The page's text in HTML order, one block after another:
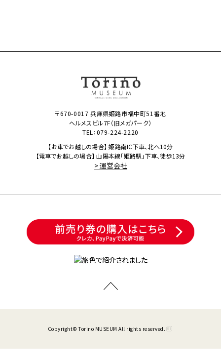
〒670-0017 兵庫県姫路市福中町51番地
ヘルメスビル7F（旧メガパーク）
TEL：079-224-2220
【お車でお越しの場合】 姫路南IC下車、北へ10分
【電車でお越しの場合】 山陽本線「姫路駅」下車、徒歩13分
> 運営会社
Copyright© Torino MUSEUM All rights reserved.